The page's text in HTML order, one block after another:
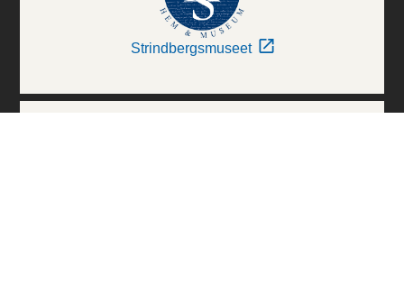
Strindbergsmuseet